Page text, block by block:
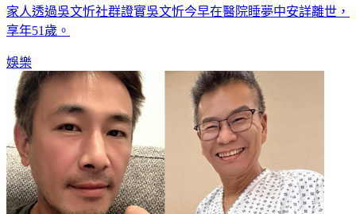
家人透過吳文忻社群證實吳文忻今早在醫院睡夢中安詳離世，
享年51歲。
娛樂